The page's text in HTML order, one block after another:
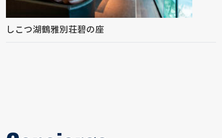
しこつ湖鶴雅別荘碧の座